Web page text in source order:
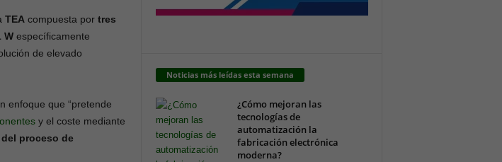
TEA compuesta por tres
W específicamente
de elevado
enfoque que “pretende
y el coste mediante
proceso de
Noticias más leídas esta semana
¿Cómo mejoran las
tecnologías de
automatización la
fabricación electrónica
moderna?